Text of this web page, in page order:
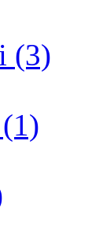
(3)
(1)